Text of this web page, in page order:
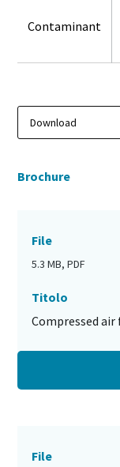
Contaminant
Brochure
File
5.3 MB, PDF
Titolo
Compressed
File